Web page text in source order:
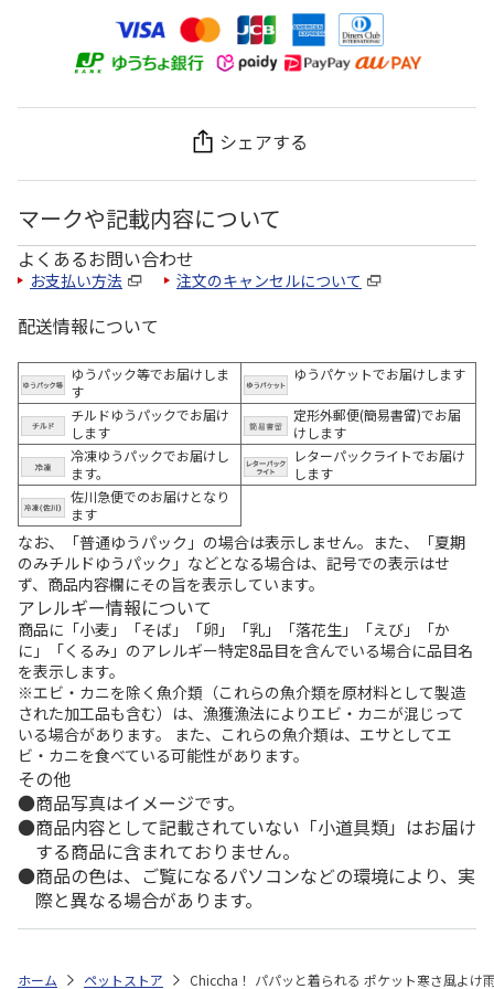
シェアする
マークや記載内容について
よくあるお問い合わせ
お支払い方法 注文のキャンセルについて
配送情報について
ゆうパック等でお届けしま
す
ゆうパケットでお届けします
チルドゆうパックでお届け
します
定形外郵便(簡易書留)でお届
けします
冷凍ゆうパックでお届けし
ます。
レターパックライトでお届け
します
佐川急便でのお届けとなり
ます
なお、「普通ゆうパック」の場合は表示しません。また、「夏期
のみチルドゆうパック」などとなる場合は、記号での表示はせ
ず、商品内容欄にその旨を表示しています。
アレルギー情報について
商品に「小麦」「そば」「卵」「乳」「落花生」「えび」「か
に」「くるみ」のアレルギー特定8品目を含んでいる場合に品目名
を表示します。
※エビ・カニを除く魚介類（これらの魚介類を原材料として製造
された加工品も含む）は、漁獲漁法によりエビ・カニが混じって
いる場合があります。 また、これらの魚介類は、エサとしてエ
ビ・カニを食べている可能性があります。
その他
商品写真はイメージです。
商品内容として記載されていない「小道具類」はお届け
する商品に含まれておりません。
商品の色は、ご覧になるパソコンなどの環境により、実
際と異なる場合があります。
ホーム ペットストア Chiccha！ パパッと着られる ポケット寒さ風よけ